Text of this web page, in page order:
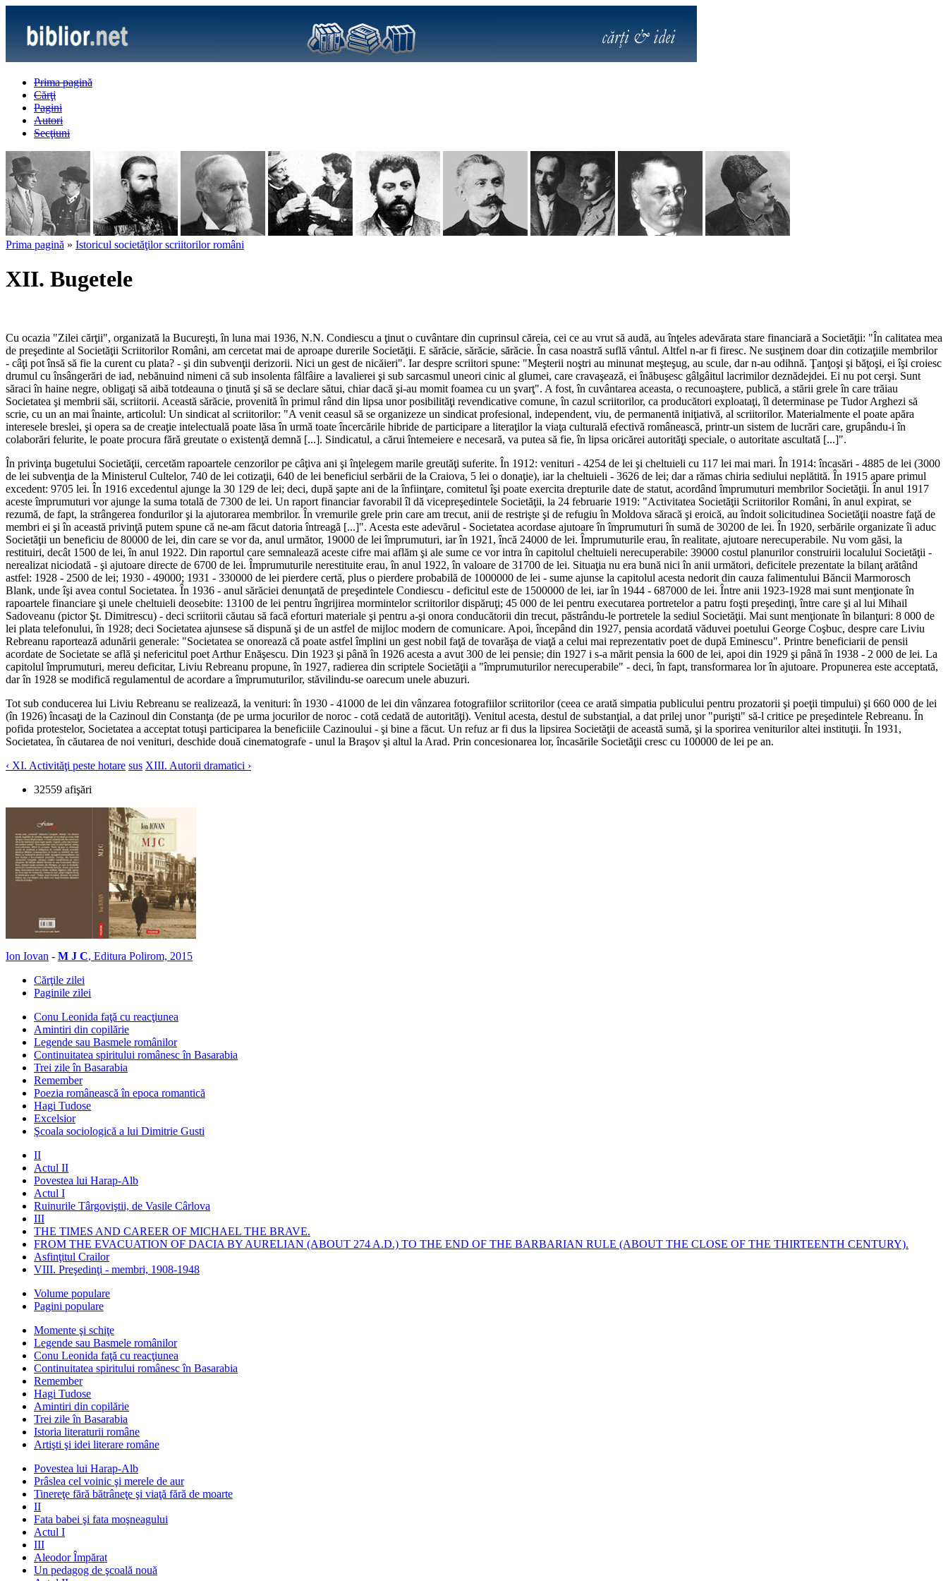
Prima pagină
Cărţi
Pagini
Autori
Secţiuni
Prima pagină » Istoricul societăţilor scriitorilor români
XII. Bugetele
Cu ocazia "Zilei cărţii", organizată la Bucureşti, în luna mai 1936, N.N. Condiescu a ţinut o cuvântare din cuprinsul căreia, cei ce au vrut să audă, au înţeles adevărata stare financiară a Societăţii: "În calitatea mea
de preşedinte al Societăţii Scriitorilor Români, am cercetat mai de aproape durerile Societăţii. E sărăcie, sărăcie, sărăcie. În casa noastră suflă vântul. Altfel n-ar fi firesc. Ne susţinem doar din cotizaţiile membrilor
- câţi pot însă să fie la curent cu plata? - şi din subvenţii derizorii. Nici un gest de nicăieri". Iar despre scriitori spune: "Meşterii noştri au minunat meşteşug, au scule, dar n-au odihnă. Ţanţoşi şi băţoşi, ei îşi croiesc
drumul cu însângerări de iad, nebănuind nimeni că sub insolenta fâlfâire a lavalierei şi sub sarcasmul uneori cinic al glumei, care cravaşează, ei înăbuşesc gâlgâitul lacrimilor deznădejdei. Ei nu pot cerşi. Sunt
săraci în haine negre, obligaţi să aibă totdeauna o ţinută şi să se declare sătui, chiar dacă şi-au momit foamea cu un şvarţ". A fost, în cuvântarea aceasta, o recunoaştere, publică, a stării grele în care trăiau
Societatea şi membrii săi, scriitorii. Această sărăcie, provenită în primul rând din lipsa unor posibilităţi revendicative comune, în cazul scriitorilor, ca producători exploataţi, îl determinase pe Tudor Arghezi să
scrie, cu un an mai înainte, articolul: Un sindicat al scriitorilor: "A venit ceasul să se organizeze un sindicat profesional, independent, viu, de permanentă iniţiativă, al scriitorilor. Materialmente el poate apăra
interesele breslei, şi opera sa de creaţie intelectuală poate lăsa în urmă toate încercările hibride de participare a literaţilor la viaţa culturală efectivă românească, printr-un sistem de lucrări care, grupându-i în
colaborări felurite, le poate procura fără greutate o existenţă demnă [...]. Sindicatul, a cărui întemeiere e necesară, va putea să fie, în lipsa oricărei autorităţi speciale, o autoritate ascultată [...]".
În privinţa bugetului Societăţii, cercetăm rapoartele cenzorilor pe câţiva ani şi înţelegem marile greutăţi suferite. În 1912: venituri - 4254 de lei şi cheltuieli cu 117 lei mai mari. În 1914: încasări - 4885 de lei (3000
de lei subvenţia de la Ministerul Cultelor, 740 de lei cotizaţii, 640 de lei beneficiul serbării de la Craiova, 5 lei o donaţie), iar la cheltuieli - 3626 de lei; dar a rămas chiria sediului neplătită. În 1915 apare primul
excedent: 9705 lei. În 1916 excedentul ajunge la 30 129 de lei; deci, după şapte ani de la înfiinţare, comitetul îşi poate exercita drepturile date de statut, acordând împrumuturi membrilor Societăţii. În anul 1917
aceste împrumuturi vor ajunge la suma totală de 7300 de lei. Un raport financiar favorabil îl dă vicepreşedintele Societăţii, la 24 februarie 1919: "Activitatea Societăţii Scriitorilor Români, în anul expirat, se
rezumă, de fapt, la strângerea fondurilor şi la ajutorarea membrilor. În vremurile grele prin care am trecut, anii de restrişte şi de refugiu în Moldova săracă şi eroică, au îndoit solicitudinea Societăţii noastre faţă de
membri ei şi în această privinţă putem spune că ne-am făcut datoria întreagă [...]". Acesta este adevărul - Societatea acordase ajutoare în împrumuturi în sumă de 30200 de lei. În 1920, serbările organizate îi aduc
Societăţii un beneficiu de 80000 de lei, din care se vor da, anul următor, 19000 de lei împrumuturi, iar în 1921, încă 24000 de lei. Împrumuturile erau, în realitate, ajutoare nerecuperabile. Nu vom găsi, la
restituiri, decât 1500 de lei, în anul 1922. Din raportul care semnalează aceste cifre mai aflăm şi ale sume ce vor intra în capitolul cheltuieli nerecuperabile: 39000 costul planurilor construirii localului Societăţii -
nerealizat niciodată - şi ajutoare directe de 6700 de lei. Împrumuturile nerestituite erau, în anul 1922, în valoare de 31700 de lei. Situaţia nu era bună nici în anii următori, deficitele prezentate la bilanţ arătând
astfel: 1928 - 2500 de lei; 1930 - 49000; 1931 - 330000 de lei pierdere certă, plus o pierdere probabilă de 1000000 de lei - sume ajunse la capitolul acesta nedorit din cauza falimentului Băncii Marmorosch
Blank, unde îşi avea contul Societatea. În 1936 - anul sărăciei denunţată de preşedintele Condiescu - deficitul este de 1500000 de lei, iar în 1944 - 687000 de lei. Între anii 1923-1928 mai sunt menţionate în
rapoartele financiare şi unele cheltuieli deosebite: 13100 de lei pentru îngrijirea mormintelor scriitorilor dispăruţi; 45 000 de lei pentru executarea portretelor a patru foşti preşedinţi, între care şi al lui Mihail
Sadoveanu (pictor Şt. Dimitrescu) - deci scriitorii căutau să facă eforturi materiale şi pentru a-şi onora conducătorii din trecut, păstrându-le portretele la sediul Societăţii. Mai sunt menţionate în bilanţuri: 8 000 de
lei plata telefonului, în 1928; deci Societatea ajunsese să dispună şi de un astfel de mijloc modern de comunicare. Apoi, începând din 1927, pensia acordată văduvei poetului George Coşbuc, despre care Liviu
Rebreanu raportează adunării generale: "Societatea se onorează că poate astfel împlini un gest nobil faţă de tovarăşa de viaţă a celui mai reprezentativ poet de după Eminescu". Printre beneficiarii de pensii
acordate de Societate se află şi nefericitul poet Arthur Enăşescu. Din 1923 şi până în 1926 acesta a avut 300 de lei pensie; din 1927 i s-a mărit pensia la 600 de lei, apoi din 1929 şi până în 1938 - 2 000 de lei. La
capitolul împrumuturi, mereu deficitar, Liviu Rebreanu propune, în 1927, radierea din scriptele Societăţii a "împrumuturilor nerecuperabile" - deci, în fapt, transformarea lor în ajutoare. Propunerea este acceptată,
dar în 1928 se modifică regulamentul de acordare a împrumuturilor, stăvilindu-se oarecum unele abuzuri.
Tot sub conducerea lui Liviu Rebreanu se realizează, la venituri: în 1930 - 41000 de lei din vânzarea fotografiilor scriitorilor (ceea ce arată simpatia publicului pentru prozatorii şi poeţii timpului) şi 660 000 de lei
(în 1926) încasaţi de la Cazinoul din Constanţa (de pe urma jocurilor de noroc - cotă cedată de autorităţi). Venitul acesta, destul de substanţial, a dat prilej unor "purişti" să-l critice pe preşedintele Rebreanu. În
pofida protestelor, Societatea a acceptat totuşi participarea la beneficiile Cazinoului - şi bine a făcut. Un refuz ar fi dus la lipsirea Societăţii de această sumă, şi la sporirea veniturilor altei instituţii. În 1931,
Societatea, în căutarea de noi venituri, deschide două cinematografe - unul la Braşov şi altul la Arad. Prin concesionarea lor, încasările Societăţii cresc cu 100000 de lei pe an.
‹ XI. Activităţi peste hotare sus XIII. Autorii dramatici ›
32559 afişări
Ion Iovan - M J C, Editura Polirom, 2015
Cărţile zilei
Paginile zilei
Conu Leonida faţă cu reacţiunea
Amintiri din copilărie
Legende sau Basmele românilor
Continuitatea spiritului românesc în Basarabia
Trei zile în Basarabia
Remember
Poezia românească în epoca romantică
Hagi Tudose
Excelsior
Şcoala sociologică a lui Dimitrie Gusti
II
Actul II
Povestea lui Harap-Alb
Actul I
Ruinurile Târgoviştii, de Vasile Cârlova
III
THE TIMES AND CAREER OF MICHAEL THE BRAVE.
FROM THE EVACUATION OF DACIA BY AURELIAN (ABOUT 274 A.D.) TO THE END OF THE BARBARIAN RULE (ABOUT THE CLOSE OF THE THIRTEENTH CENTURY).
Asfinţitul Crailor
VIII. Preşedinţi - membri, 1908-1948
Volume populare
Pagini populare
Momente şi schiţe
Legende sau Basmele românilor
Conu Leonida faţă cu reacţiunea
Continuitatea spiritului românesc în Basarabia
Remember
Hagi Tudose
Amintiri din copilărie
Trei zile în Basarabia
Istoria literaturii române
Artişti şi idei literare române
Povestea lui Harap-Alb
Prâslea cel voinic şi merele de aur
Tinereţe fără bătrâneţe şi viaţă fără de moarte
II
Fata babei şi fata moşneagului
Actul I
III
Aleodor Împărat
Un pedagog de şcoală nouă